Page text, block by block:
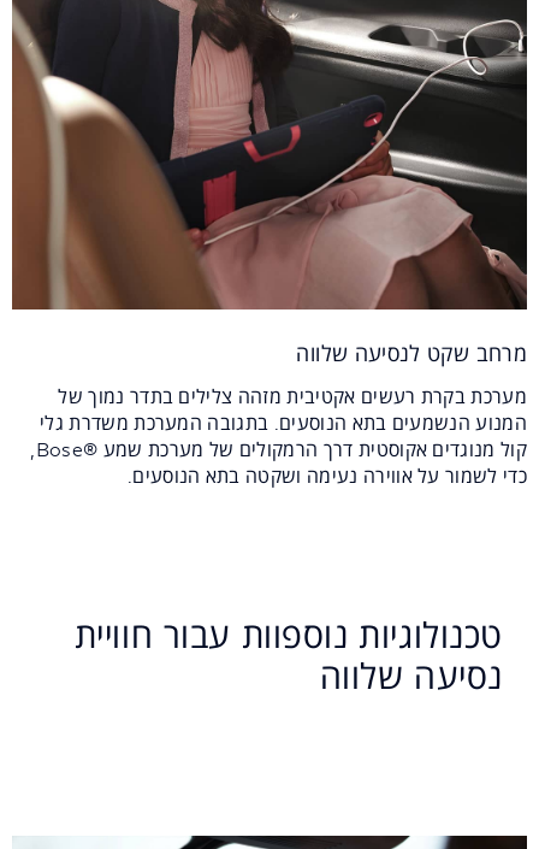
מרחב שקט לנסיעה שלווה
מערכת בקרת רעשים אקטיבית מזהה צלילים בתדר נמוך של
המנוע הנשמעים בתא הנוסעים. בתגובה המערכת משדרת גלי
כדי לשמור על אווירה נעימה ושקטה בתא הנוסעים.
טכנולוגיות נוספוות עבור חוויית
נסיעה שלווה